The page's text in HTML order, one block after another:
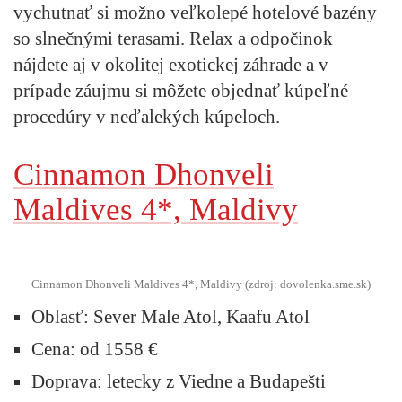
vychutnať si možno veľkolepé hotelové bazény
so slnečnými terasami. Relax a odpočinok
nájdete aj v okolitej exotickej záhrade a v
prípade záujmu si môžete objednať kúpeľné
procedúry v neďalekých kúpeloch.
Cinnamon Dhonveli
Maldives 4*, Maldivy
Cinnamon Dhonveli Maldives 4*, Maldivy (zdroj: dovolenka.sme.sk)
Oblasť: Sever Male Atol, Kaafu Atol
Cena: od 1558 €
Doprava: letecky z Viedne a Budapešti